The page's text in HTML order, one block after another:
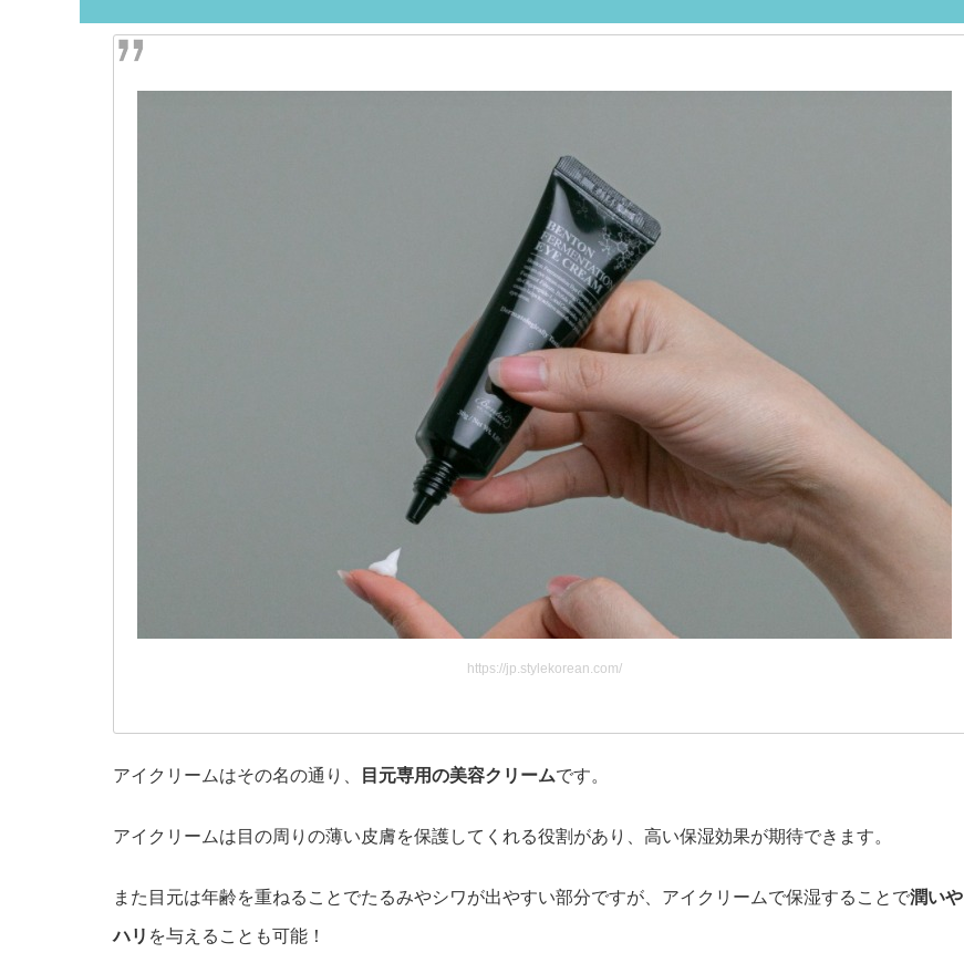
https://jp.stylekorean.com/
アイクリームはその名の通り、 目元専用の美容クリームです。
アイクリームは目の周りの薄い皮膚を保護してくれる役割があり、高い保湿効果が期待できます。
また目元は年齢を重ねることでたるみやシワが出やすい部分ですが、アイクリームで保湿することで潤いや
ハリ を与えることも可能！